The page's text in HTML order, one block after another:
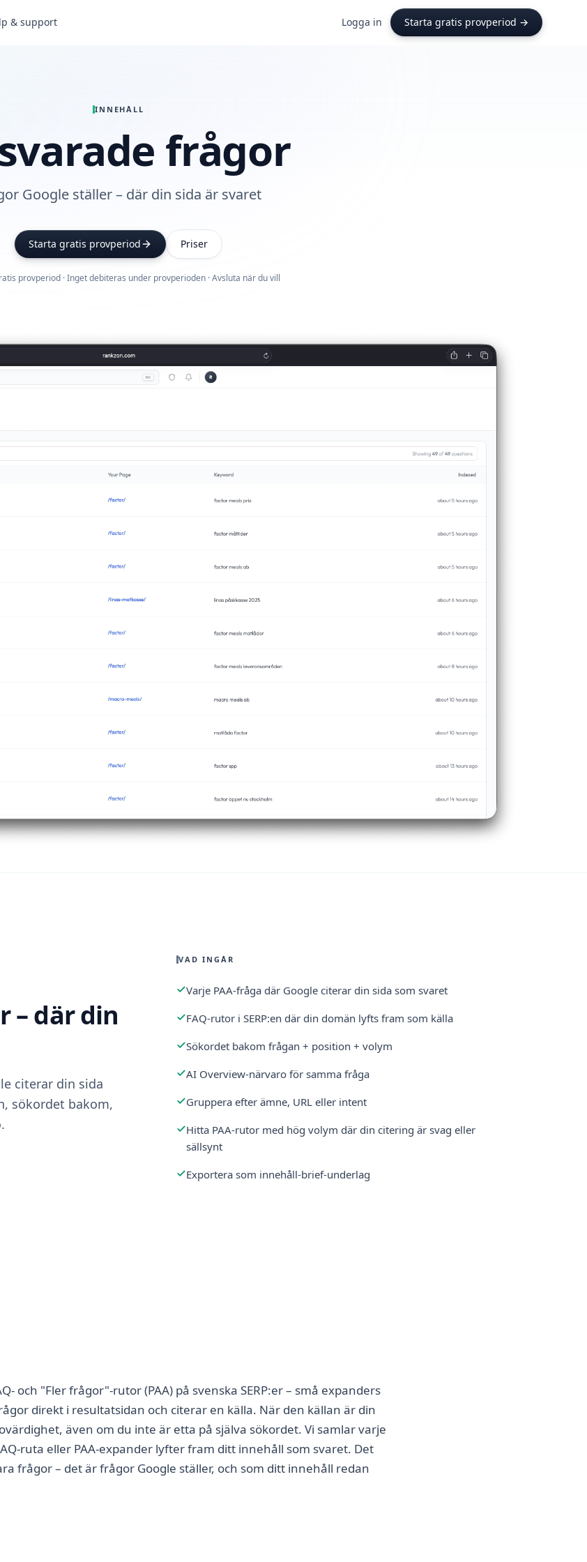
& support Logga in Starta gratis provperiod →
INNEHÅLL
frågor
Google ställer – där din sida är svaret
Starta gratis provperiod Priser
provperiod · Inget debiteras under provperioden · Avsluta när du vill
– där din
citerar din sida
sökordet bakom,
VAD INGÅR
Varje PAA-fråga där Google citerar din sida som svaret
FAQ-rutor i SERP:en där din domän lyfts fram som källa
Sökordet bakom frågan + position + volym
AI Overview-närvaro för samma fråga
Gruppera efter ämne, URL eller intent
Hitta PAA-rutor med hög volym där din citering är svag eller
sällsynt
Exportera som innehåll-brief-underlag
och "Fler frågor"-rutor (PAA) på svenska SERP:er – små expanders
direkt i resultatsidan och citerar en källa. När den källan är din
även om du inte är etta på själva sökordet. Vi samlar varje
ruta eller PAA-expander lyfter fram ditt innehåll som svaret. Det
frågor – det är frågor Google ställer, och som ditt innehåll redan